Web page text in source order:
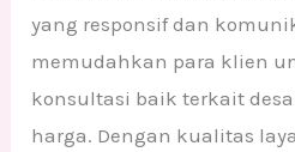
yang responsif dan
memudahkan para klien
konsultasi baik terkait
harga. Dengan kualitas